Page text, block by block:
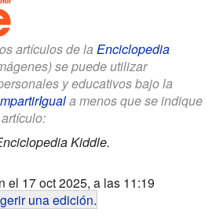
artículos de la Enciclopedia
se puede utilizar
y educativos bajo la
a menos que se indique
Kiddle.
el 17 oct 2025, a las 11:19
una edición.